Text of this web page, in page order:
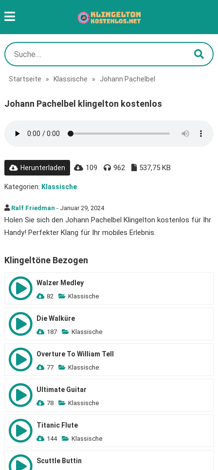
Startseite » Klassische » Johann Pachelbel
Johann Pachelbel klingelton kostenlos
Herunterladen 109 962 537,75 KB
Kategorien: Klassische
Ralf Friedman - Januar 29, 2024
Holen Sie sich den Johann Pachelbel Klingelton kostenlos für Ihr
Handy! Perfekter Klang für Ihr mobiles Erlebnis.
Klingeltöne Bezogen
Walzer Medley
82 Klassische
Die Walküre
187 Klassische
Overture To William Tell
77 Klassische
Ultimate Guitar
78 Klassische
Titanic Flute
144 Klassische
Scuttle Buttin